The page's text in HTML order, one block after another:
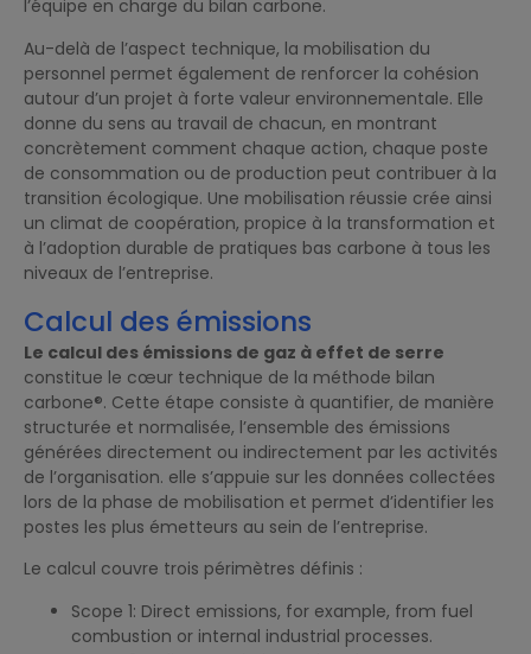
l’équipe en charge du bilan carbone.
Au-delà de l’aspect technique, la mobilisation du
personnel permet également de renforcer la cohésion
autour d’un projet à forte valeur environnementale. Elle
donne du sens au travail de chacun, en montrant
concrètement comment chaque action, chaque poste
de consommation ou de production peut contribuer à la
transition écologique. Une mobilisation réussie crée ainsi
un climat de coopération, propice à la transformation et
à l’adoption durable de pratiques bas carbone à tous les
niveaux de l’entreprise.
Calcul des émissions
Le calcul des émissions de gaz à effet de serre
constitue le cœur technique de la méthode bilan
carbone®. Cette étape consiste à quantifier, de manière
structurée et normalisée, l’ensemble des émissions
générées directement ou indirectement par les activités
de l’organisation. elle s’appuie sur les données collectées
lors de la phase de mobilisation et permet d’identifier les
postes les plus émetteurs au sein de l’entreprise.
Le calcul couvre trois périmètres définis :
Scope 1: Direct emissions, for example, from fuel
combustion or internal industrial processes.